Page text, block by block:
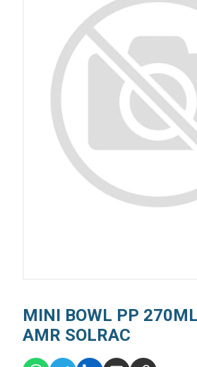
MINI BOWL PP
AMR SOLRAC